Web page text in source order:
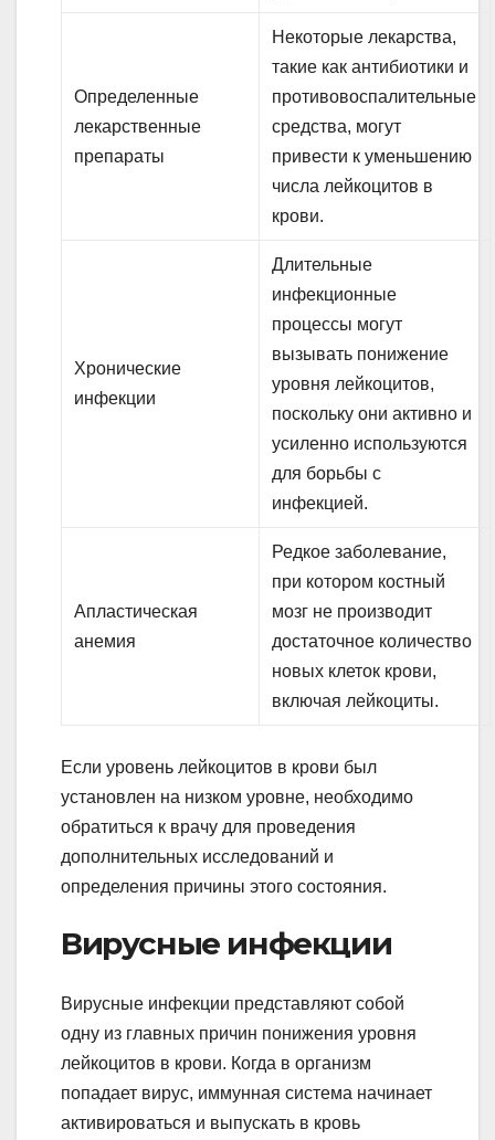
Определенные
лекарственные
препараты
Некоторые лекарства,
такие как антибиотики и
противовоспалительные
средства, могут
привести к уменьшению
числа лейкоцитов в
крови.
Хронические
инфекции
Длительные
инфекционные
процессы могут
вызывать понижение
уровня лейкоцитов,
поскольку они активно и
усиленно используются
для борьбы с
инфекцией.
Апластическая
анемия
Редкое заболевание,
при котором костный
мозг не производит
достаточное количество
новых клеток крови,
включая лейкоциты.
Если уровень лейкоцитов в крови был
установлен на низком уровне, необходимо
обратиться к врачу для проведения
дополнительных исследований и
определения причины этого состояния.
Вирусные инфекции
Вирусные инфекции представляют собой
одну из главных причин понижения уровня
лейкоцитов в крови. Когда в организм
попадает вирус, иммунная система начинает
активироваться и выпускать в кровь